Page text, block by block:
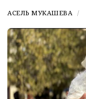
АСЕЛЬ МУКАШЕВА